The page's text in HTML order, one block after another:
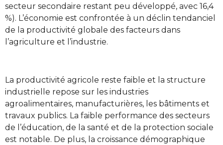
secteur secondaire restant peu développé, avec 16,4
%). L’économie est confrontée à un déclin tendanciel
de la productivité globale des facteurs dans
l’agriculture et l’industrie.
La productivité agricole reste faible et la structure
industrielle repose sur les industries
agroalimentaires, manufacturières, les bâtiments et
travaux publics. La faible performance des secteurs
de l’éducation, de la santé et de la protection sociale
est notable. De plus, la croissance démographique